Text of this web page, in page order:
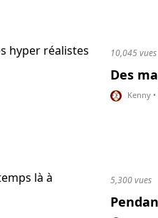
10,045 vues
Des
Kenny •
5,300 vues